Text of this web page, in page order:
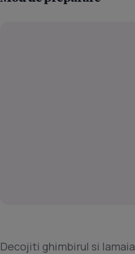
Decojiti ghimbirul si lamaia